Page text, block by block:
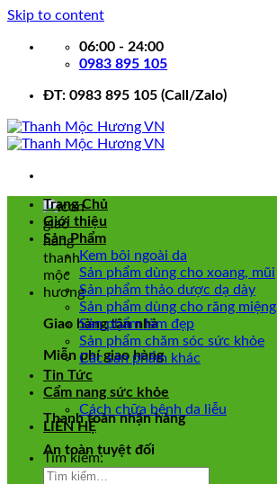
Skip to content
06:00 - 24:00
0983 895 105
ĐT: 0983 895 105 (Call/Zalo)
Giao hàng tận nhà
Miễn phí giao hàng
Thanh toàn nhận hàng
An toàn tuyệt đối
Trang Chủ
Giới thiệu
Sản Phẩm
Kem bôi ngoài da
Sản phẩm dùng cho xoang, mũi
Sản phẩm thảo dược dạ dày
Sản phẩm dùng cho răng miệng
Sản phẩm làm đẹp
Sản phẩm chăm sóc sức khỏe
Các sản phẩm khác
Tin Tức
Cẩm nang sức khỏe
Cách chữa bệnh da liễu
LIÊN HỆ
Tìm kiếm: